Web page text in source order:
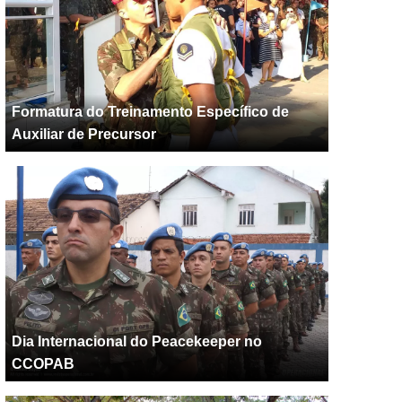
Formatura do Treinamento Específico de
Auxiliar de Precursor
Dia Internacional do Peacekeeper no
CCOPAB